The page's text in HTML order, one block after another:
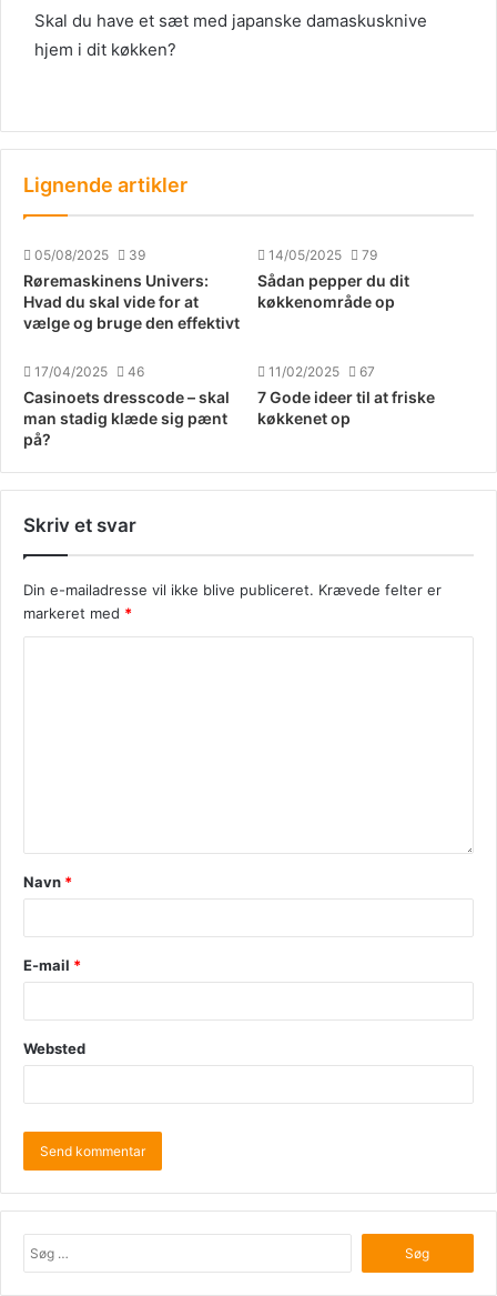
Skal du have et sæt med japanske damaskusknive
hjem i dit køkken?
Lignende artikler
05/08/2025 39
Røremaskinens Univers:
Hvad du skal vide for at
vælge og bruge den effektivt
14/05/2025 79
Sådan pepper du dit
køkkenområde op
17/04/2025 46
Casinoets dresscode – skal
man stadig klæde sig pænt
på?
11/02/2025 67
7 Gode ideer til at friske
køkkenet op
Skriv et svar
Din e-mailadresse vil ikke blive publiceret. Krævede felter er
markeret med *
Navn *
E-mail *
Websted
efter: